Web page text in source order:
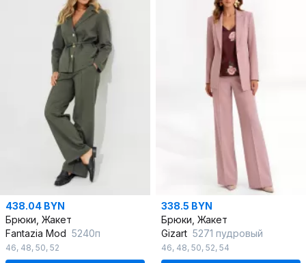
438.04 BYN
Брюки, Жакет
Fantazia Mod 5240п
46, 48, 50, 52
338.5 BYN
Брюки, Жакет
Gizart 5271 пудровый
46, 48, 50, 52, 54